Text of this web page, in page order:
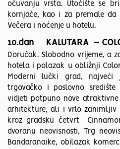
očuvanju vrsta. Utočište se
kornjače, kao i za premale
Večera i noćenje u hotelu.
10.dan KALUTARA –
Doručak. Slobodno vrijeme, a
hotela i polazak u obližnji
Moderni lučki grad,
trgovačko i poslovno
vidjeti potpuno nove
arhitekture, ali i vrlo zanimljiv
kroz gradsku četvrt
dvoranu neovisnosti, Trg
Bandaranaike, obilazak